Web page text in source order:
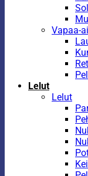
Vapaa-
Lelut
Lelut